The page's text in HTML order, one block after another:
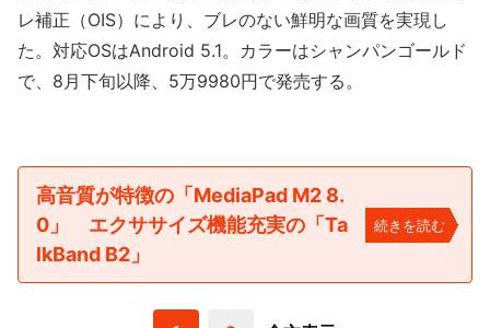
レ補正（OIS）により、ブレのない鮮明な画質を実現し
た。対応OSはAndroid 5.1。カラーはシャンパンゴールド
で、8月下旬以降、5万9980円で発売する。
高音質が特徴の「MediaPad M2 8.
0」 エクササイズ機能充実の「Ta
lkBand B2」
続きを読む